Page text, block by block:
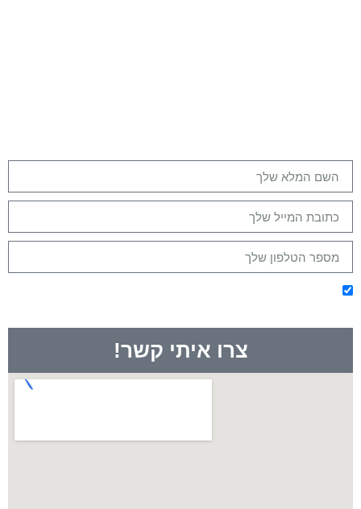
צרו איתי קשר!